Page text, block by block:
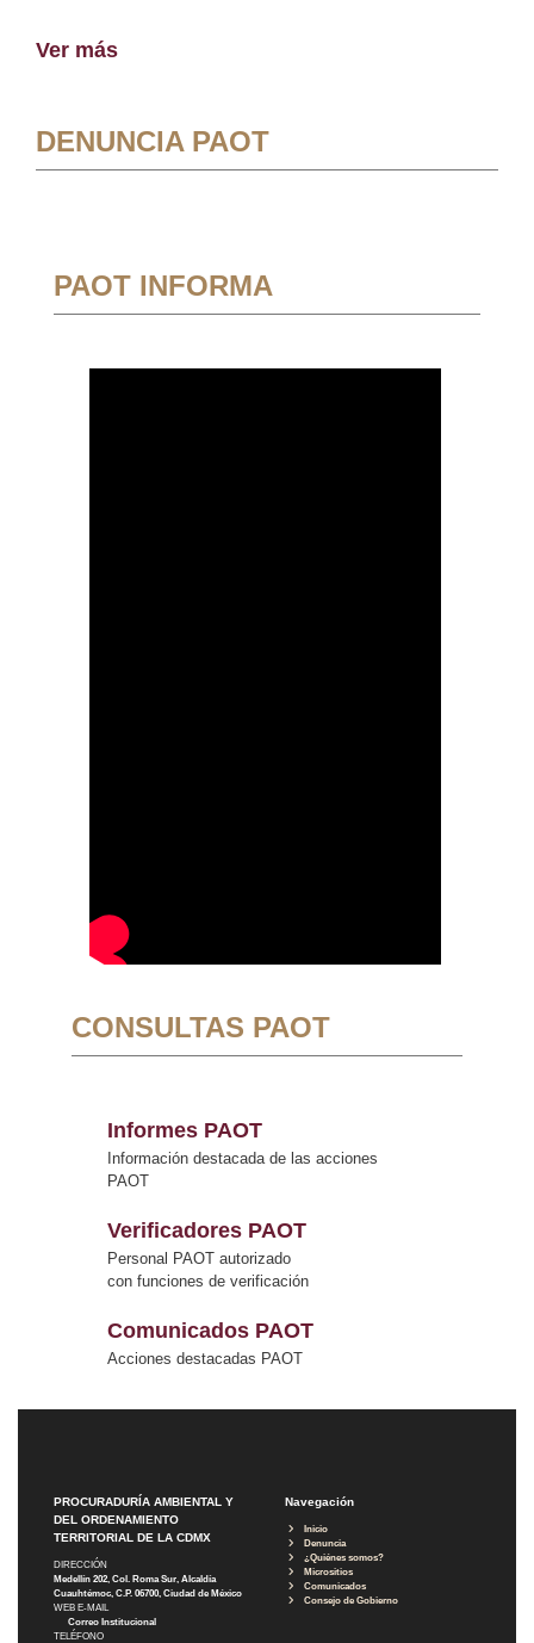
Ver más
DENUNCIA PAOT
PAOT INFORMA
CONSULTAS PAOT
Informes PAOT
Información destacada de las acciones
PAOT
Verificadores PAOT
Personal PAOT autorizado
con funciones de verificación
Comunicados PAOT
Acciones destacadas PAOT
PROCURADURÍA AMBIENTAL Y
DEL ORDENAMIENTO
TERRITORIAL DE LA CDMX
DIRECCIÓN
Medellín 202, Col. Roma Sur, Alcaldía
Cuauhtémoc, C.P. 06700, Ciudad de México
WEB E-MAIL
Correo Institucional
TELÉFONO
Navegación
Inicio
Denuncia
¿Quiénes somos?
Micrositios
Comunicados
Consejo de Gobierno